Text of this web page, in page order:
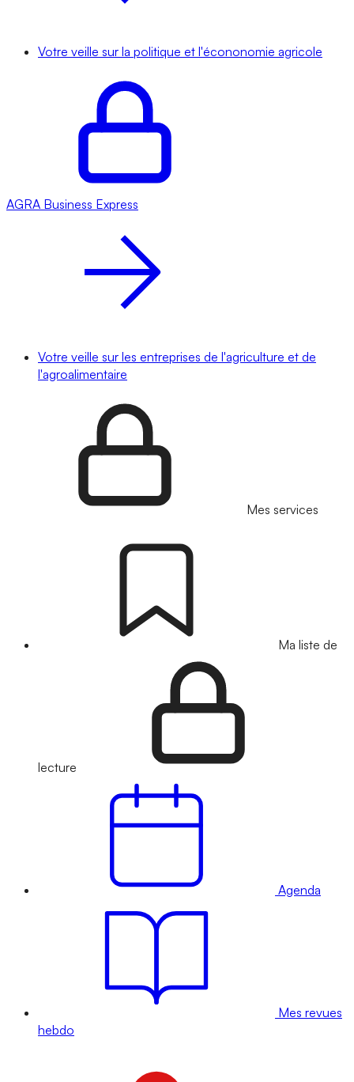
Votre veille sur la politique et l'écononomie agricole
AGRA Business Express
Votre veille sur les entreprises de l'agriculture et de
l'agroalimentaire
Mes services
Ma liste de
lecture
Agenda
Mes revues
hebdo